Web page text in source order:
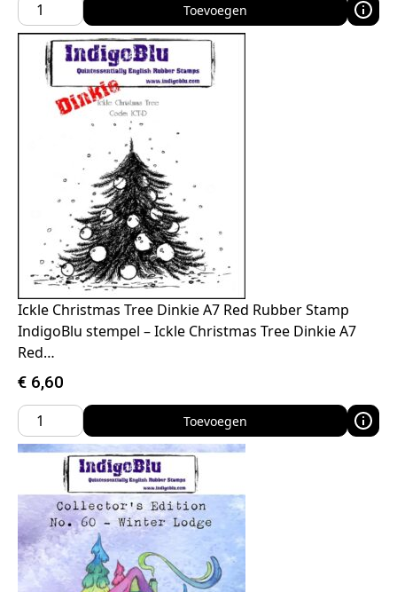
Toevoegen
Ickle Christmas Tree Dinkie A7 Red Rubber Stamp
IndigoBlu stempel – Ickle Christmas Tree Dinkie A7
Red…
€ 6,60
Toevoegen